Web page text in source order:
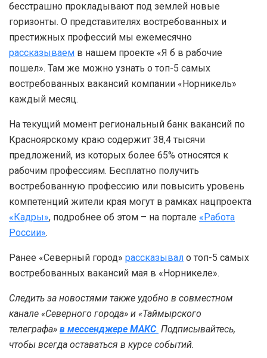
бесстрашно прокладывают под землей новые
горизонты. О представителях востребованных и
престижных профессий мы ежемесячно
рассказываем в нашем проекте «Я б в рабочие
пошел». Там же можно узнать о топ-5 самых
востребованных вакансий компании «Норникель»
каждый месяц.
На текущий момент региональный банк вакансий по
Красноярскому краю содержит 38,4 тысячи
предложений, из которых более 65% относятся к
рабочим профессиям. Бесплатно получить
востребованную профессию или повысить уровень
компетенций жители края могут в рамках нацпроекта
«Кадры», подробнее об этом – на портале «Работа
России».
Ранее «Северный город» рассказывал о топ-5 самых
востребованных вакансий мая в «Норникеле».
Следить за новостями также удобно в совместном
канале «Северного города» и «Таймырского
телеграфа» в мессенджере MAКС. Подписывайтесь,
чтобы всегда оставаться в курсе событий.